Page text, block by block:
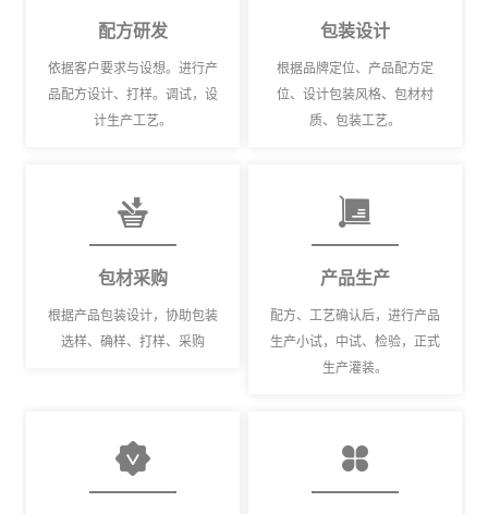
配方研发
依据客户要求与设想。进行产
品配方设计、打样。调试，设
计生产工艺。
包装设计
根据品牌定位、产品配方定
位、设计包装风格、包材村
质、包装工艺。
包材采购
根据产品包装设计，协助包装
选样、确样、打样、采购
产品生产
配方、工艺确认后，进行产品
生产小试，中试、检验，正式
生产灌装。